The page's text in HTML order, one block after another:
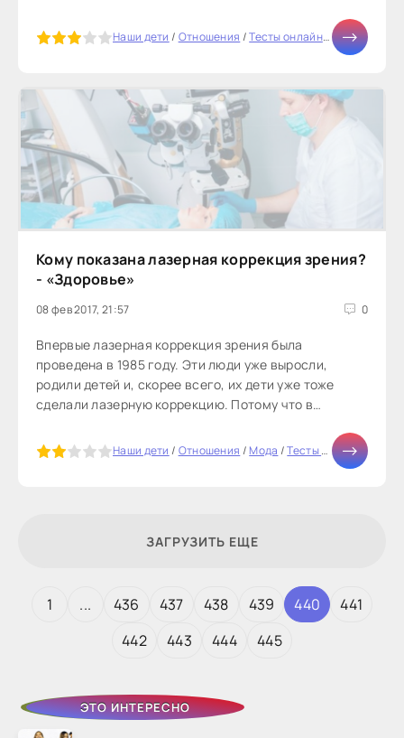
ЭТО ИНТЕРЕСНО
Наши дети / Отношения /Тесты онлайн/СТАТЬИ
Кому показана лазерная коррекция зрения?
- «Здоровье»
08 фев 2017, 21:57 0
Впервые лазерная коррекция зрения была
проведена в 1985 году. Эти люди уже выросли,
родили детей и, скорее всего, их дети уже тоже
сделали лазерную коррекцию. Потому что в
Наши дети / Отношения /Мода /Тесты онлайн /
ЗАГРУЗИТЬ ЕЩЕ
1 ... 436 437 438 439 440
441
442
443 444 445